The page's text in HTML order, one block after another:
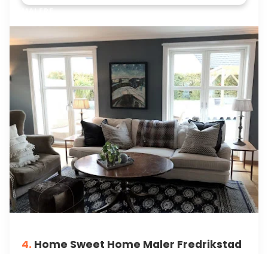
4. Home Sweet Home Maler Fredrikstad